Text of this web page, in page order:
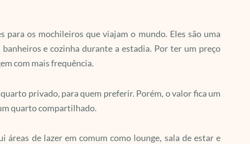
para os mochileiros que viajam o mundo. Eles são uma
e cozinha durante a estadia. Por ter um preço
com mais frequência.
privado, para quem preferir. Porém, o valor fica um
quarto compartilhado.
de lazer em comum como lounge, sala de estar e